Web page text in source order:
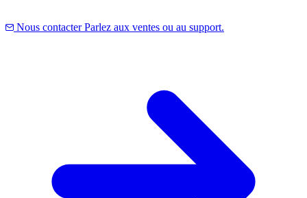
Nous contacter Parlez aux ventes ou au support.